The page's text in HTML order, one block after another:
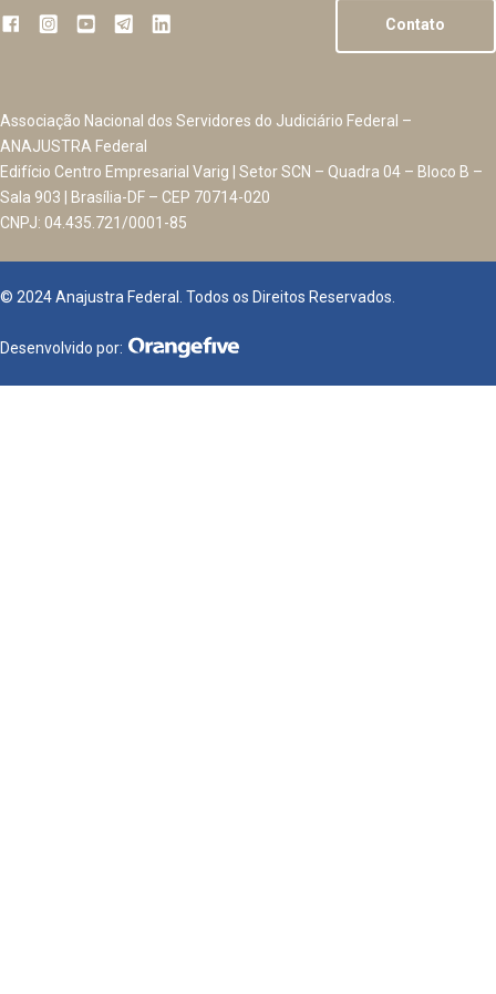
Contato
Associação Nacional dos Servidores do Judiciário Federal –
ANAJUSTRA Federal
Edifício Centro Empresarial Varig | Setor SCN – Quadra 04 – Bloco B –
Sala 903 | Brasília-DF – CEP 70714-020
CNPJ: 04.435.721/0001-85
© 2024 Anajustra Federal. Todos os Direitos Reservados.
Desenvolvido por: